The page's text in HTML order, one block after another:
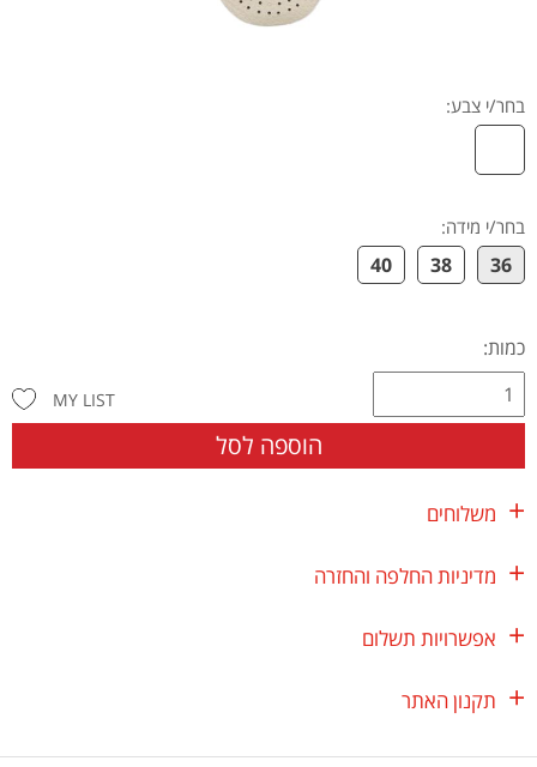
בחר/י צבע:
בחר/י מידה:
36
38
40
כמות:
הוספה לסל
MY LIST
משלוחים
מדיניות החלפה והחזרה
אפשרויות תשלום
תקנון האתר